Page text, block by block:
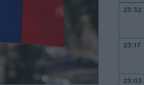
23:32
23:17
23:03